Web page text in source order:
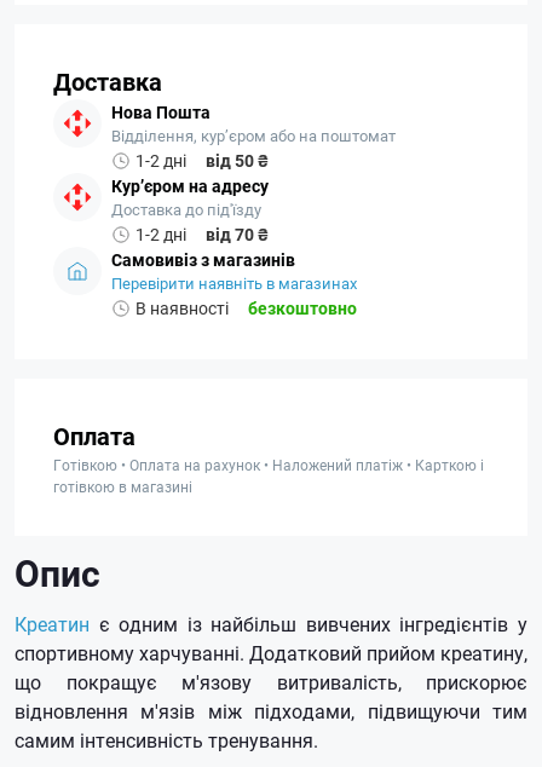
Доставка
Нова Пошта
Відділення, кур’єром або на поштомат
1-2 дні
від 50 ₴
Кур’єром на адресу
Доставка до під'їзду
1-2 дні
від 70 ₴
Самовивіз з магазинів
Перевірити наявніть в магазинах
В наявності безкоштовно
Оплата
Готівкою • Оплата на рахунок • Наложений платіж • Карткою і
готівкою в магазині
Опис
Креатин є одним із найбільш вивчених інгредієнтів у
спортивному харчуванні. Додатковий прийом креатину,
що покращує м'язову витривалість, прискорює
відновлення м'язів між підходами, підвищуючи тим
самим інтенсивність тренування.